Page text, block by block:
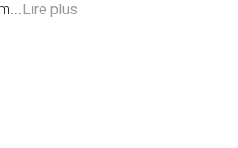
Lire plus